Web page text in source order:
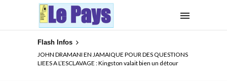
Flash Infos
JOHN DRAMANI EN JAMAIQUE POUR DES QUESTIONS
LIEES A L’ESCLAVAGE : Kingston valait bien un détour